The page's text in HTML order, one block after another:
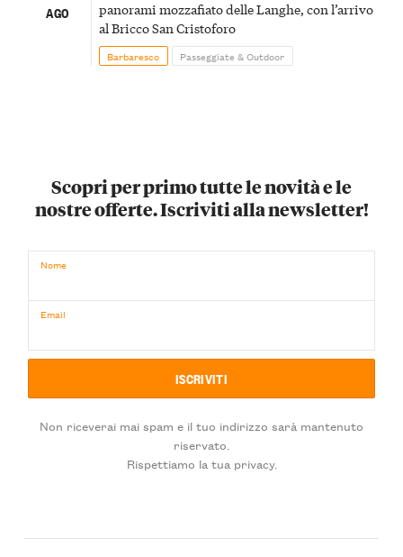
AGO
panorami mozzafiato delle Langhe, con l’arrivo
al Bricco San Cristoforo
Barbaresco Passeggiate & Outdoor
Scopri per primo tutte le novità e le
nostre offerte. Iscriviti alla newsletter!
Nome
Email
Non riceverai mai spam e il tuo indirizzo sarà mantenuto
riservato.
Rispettiamo la tua privacy.